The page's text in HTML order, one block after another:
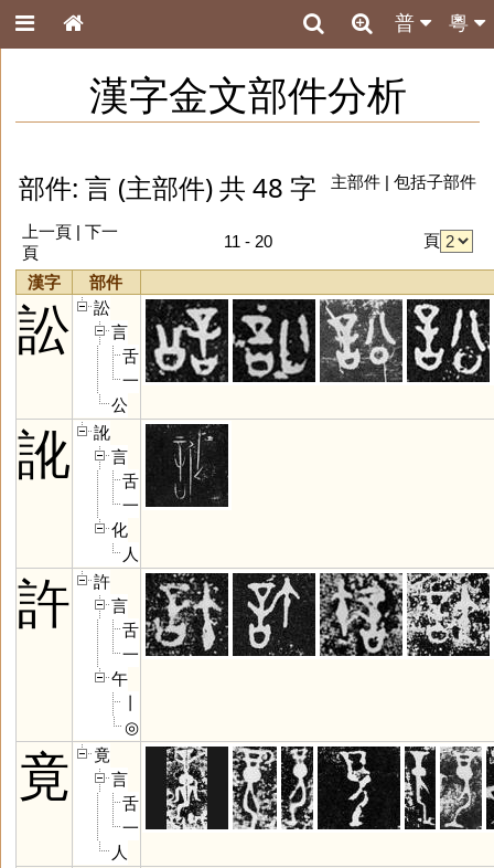
粵
普
漢字金文部件分析
部件: 言 (主部件) 共 48 字 主部件| 包括子部件
上一頁| 下一
頁
11 - 20 頁
漢字 部件
訟
訟
言
舌
一
公
訛
訛
言
舌
一
化
人
許
許
言
舌
一
午
◎
竟
竟
言
舌
一
人